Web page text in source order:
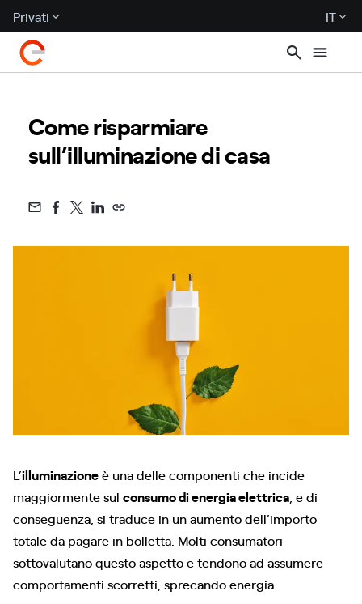
Privati IT
Come risparmiare
sull’illuminazione di casa
L’illuminazioneè una delle componenti che incide
maggiormente sul consumo di energia elettrica , e di
conseguenza, si traduce in un aumento dell’importo
totale da pagare in bolletta. Molti consumatori
sottovalutano questo aspetto e tendono ad assumere
comportamenti scorretti, sprecando energia.